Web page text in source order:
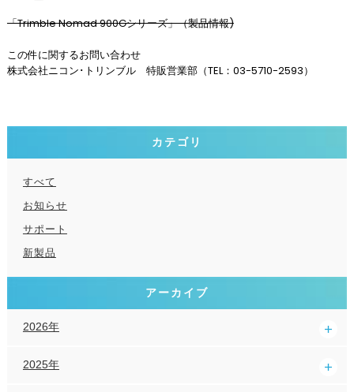
「Trimble Nomad 900Gシリーズ」（製品情報)
この件に関するお問い合わせ
株式会社ニコン･トリンブル 特販営業部（TEL：03-5710-2593）
カテゴリ
すべて
お知らせ
サポート
新製品
アーカイブ
2026年
2025年